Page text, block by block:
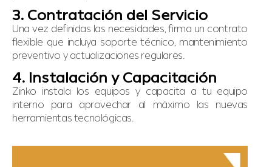
3. Contratación del Servicio
Una vez definidas las necesidades, firma un contrato
flexible que incluya soporte técnico, mantenimiento
preventivo y actualizaciones regulares.
4. Instalación y Capacitación
Zinko instala los equipos y capacita a tu equipo
interno para aprovechar al máximo las nuevas
herramientas tecnológicas.